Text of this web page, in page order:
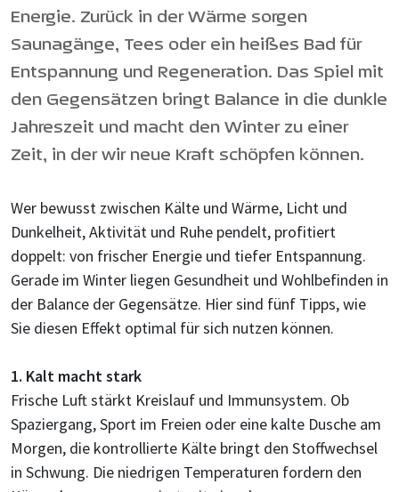
Energie. Zurück in der Wärme sorgen
Saunagänge, Tees oder ein heißes Bad für
Entspannung und Regeneration. Das Spiel mit
den Gegensätzen bringt Balance in die dunkle
Jahreszeit und macht den Winter zu einer
Zeit, in der wir neue Kraft schöpfen können.
Wer bewusst zwischen Kälte und Wärme, Licht und
Dunkelheit, Aktivität und Ruhe pendelt, profitiert
doppelt: von frischer Energie und tiefer Entspannung.
Gerade im Winter liegen Gesundheit und Wohlbefinden in
der Balance der Gegensätze. Hier sind fünf Tipps, wie
Sie diesen Effekt optimal für sich nutzen können.
1. Kalt macht stark
Frische Luft stärkt Kreislauf und Immunsystem. Ob
Spaziergang, Sport im Freien oder eine kalte Dusche am
Morgen, die kontrollierte Kälte bringt den Stoffwechsel
in Schwung. Die niedrigen Temperaturen fordern den